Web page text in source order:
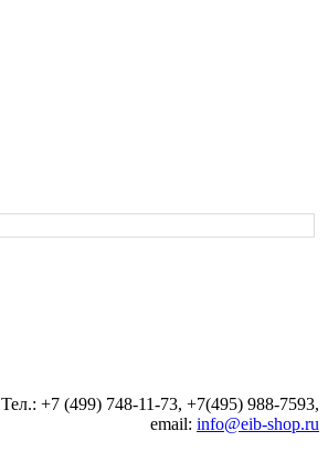
Тел.: +7 (499) 748-11-73, +7(495) 988-7593,
email: info@eib-shop.ru